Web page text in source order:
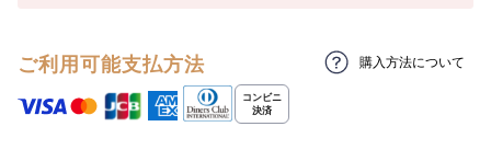
ご利用可能支払方法 購入方法について